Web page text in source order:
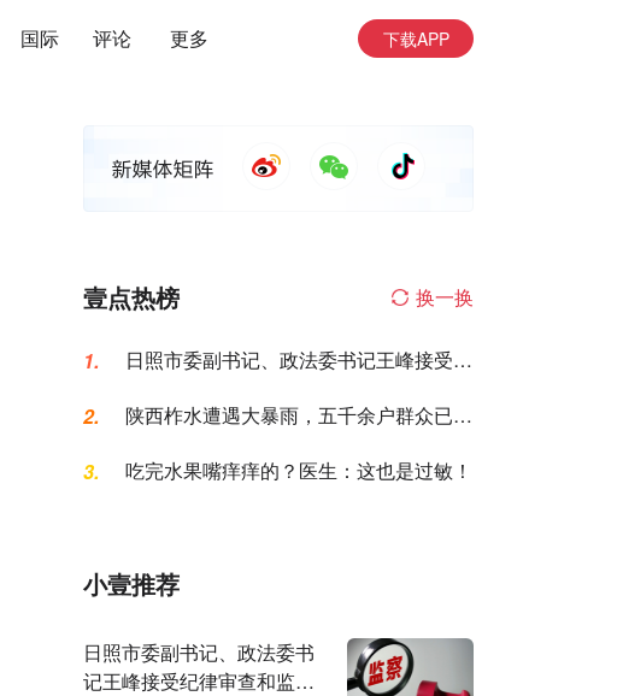
国际 评论 更多 下载APP
壹点热榜 换一换
1.
日照市委副书记、政法委书记王峰接受纪
2.
陕西柞水遭遇大暴雨，五千余户群众已紧
3.
吃完水果嘴痒痒的？医生：这也是过敏！
小壹推荐
日照市委副书记、政法委书
记王峰接受纪律审查和监察